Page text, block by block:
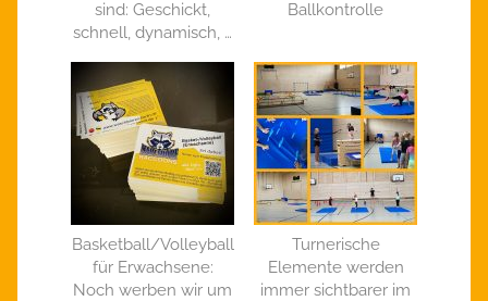
sind: Geschickt,
schnell, dynamisch, …
Ballkontrolle
Basketball/Volleyball
für Erwachsene:
Noch werben wir um
Turnerische
Elemente werden
immer sichtbarer im